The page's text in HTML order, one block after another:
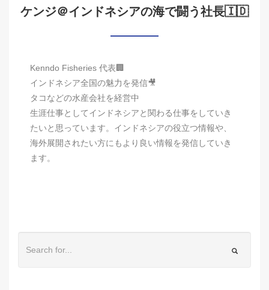
ケンジ＠インドネシアの海で闘う社長🇮🇩
Kenndo Fisheries 代表🏢
インドネシア全国の魅力を発信🎥
タコなどの水産会社を経営中
生涯仕事としてインドネシアと関わる仕事をしていき
たいと思っています。インドネシアの役立つ情報や、
海外展開されたい方にもより良い情報を発信していき
ます。